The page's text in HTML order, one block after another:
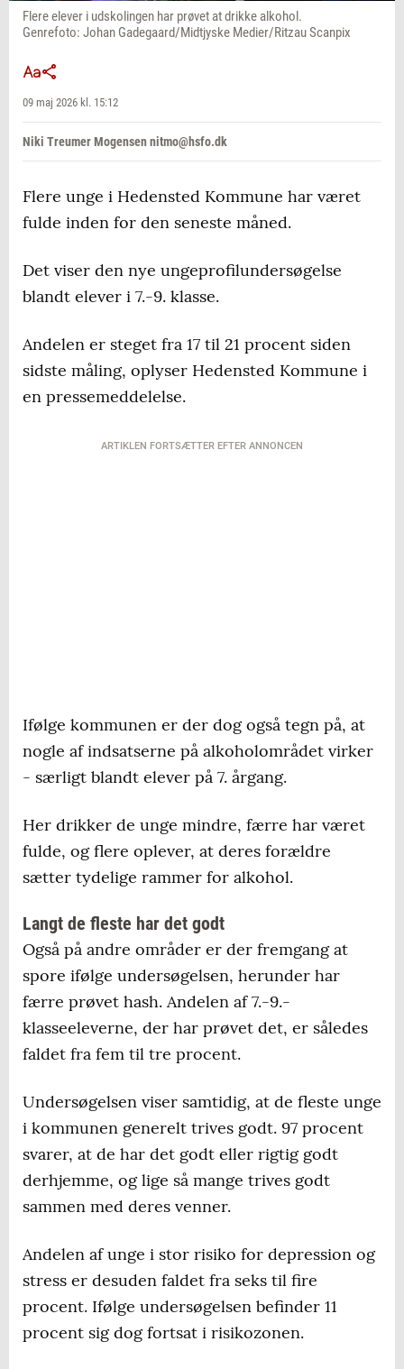
Flere elever i udskolingen har prøvet at drikke alkohol.
Genrefoto: Johan Gadegaard/Midtjyske Medier/Ritzau Scanpix
09 maj 2026 kl. 15:12
Niki Treumer Mogensen nitmo@hsfo.dk
Flere unge i Hedensted Kommune har været
fulde inden for den seneste måned.
Det viser den nye ungeprofilundersøgelse
blandt elever i 7.-9. klasse.
Andelen er steget fra 17 til 21 procent siden
sidste måling, oplyser Hedensted Kommune i
en pressemeddelelse.
ARTIKLEN FORTSÆTTER EFTER ANNONCEN
Ifølge kommunen er der dog også tegn på, at
nogle af indsatserne på alkoholområdet virker
- særligt blandt elever på 7. årgang.
Her drikker de unge mindre, færre har været
fulde, og flere oplever, at deres forældre
sætter tydelige rammer for alkohol.
Langt de fleste har det godt
Også på andre områder er der fremgang at
spore ifølge undersøgelsen, herunder har
færre prøvet hash. Andelen af 7.-9.-
klasseeleverne, der har prøvet det, er således
faldet fra fem til tre procent.
Undersøgelsen viser samtidig, at de fleste unge
i kommunen generelt trives godt. 97 procent
svarer, at de har det godt eller rigtig godt
derhjemme, og lige så mange trives godt
sammen med deres venner.
Andelen af unge i stor risiko for depression og
stress er desuden faldet fra seks til fire
procent. Ifølge undersøgelsen befinder 11
procent sig dog fortsat i risikozonen.